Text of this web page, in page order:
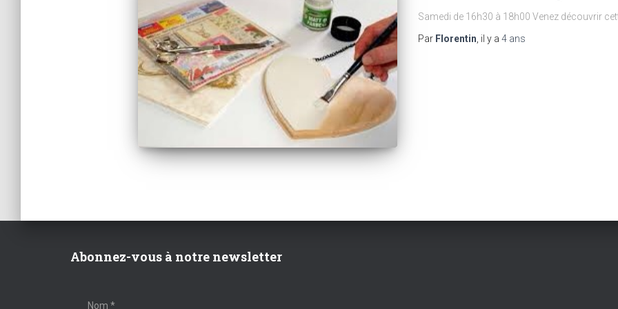
Samedi de 16h30 à 18h00 Venez découvrir
Par Florentin , il y a 4 ans
Abonnez-vous à notre newsletter